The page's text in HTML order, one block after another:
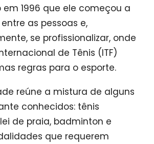
1996 que ele começou a
as pessoas e,
se profissionalizar, onde
de Tênis (ITF)
regras para o esporte.
reúne a mistura de alguns
conhecidos: tênis
de praia, badminton e
que requerem